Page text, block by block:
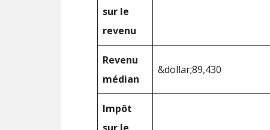
sur le
revenu
Revenu
médian
&dollar;89,430
Impôt